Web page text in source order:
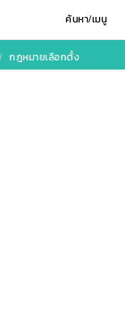
ค้นหา/เมนู
กฎหมายเลือกตั้ง